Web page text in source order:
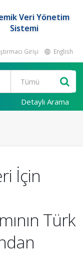
Veri Yönetim
Sistemi
Girişi English
Detaylı Arama
İçin
Türk